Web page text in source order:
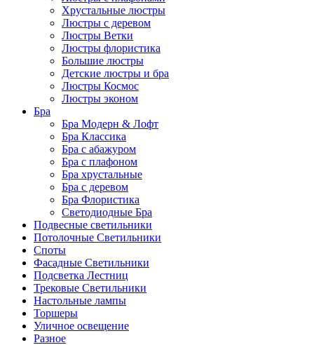
Хрустальные люстры
Люстры с деревом
Люстры Ветки
Люстры флористика
Большие люстры
Детские люстры и бра
Люстры Космос
Люстры эконом
Бра
Бра Модерн & Лофт
Бра Классика
Бра с абажуром
Бра с плафоном
Бра хрустальные
Бра с деревом
Бра Флористика
Светодиодные Бра
Подвесные светильники
Потолочные Светильники
Споты
Фасадные Светильники
Подсветка Лестниц
Трековые Светильники
Настольные лампы
Торшеры
Уличное освещение
Разное